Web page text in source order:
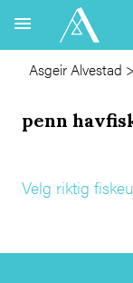
Asgeir Alvestad >
penn
Velg riktig